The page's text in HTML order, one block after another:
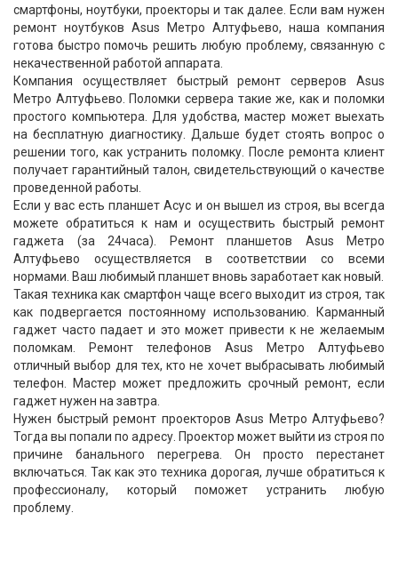
смартфоны, ноутбуки, проекторы и так далее. Если вам нужен
ремонт ноутбуков Asus Метро Алтуфьево, наша компания
готова быстро помочь решить любую проблему, связанную с
некачественной работой аппарата.
Компания осуществляет быстрый ремонт серверов Asus
Метро Алтуфьево. Поломки сервера такие же, как и поломки
простого компьютера. Для удобства, мастер может выехать
на бесплатную диагностику. Дальше будет стоять вопрос о
решении того, как устранить поломку. После ремонта клиент
получает гарантийный талон, свидетельствующий о качестве
проведенной работы.
Если у вас есть планшет Асус и он вышел из строя, вы всегда
можете обратиться к нам и осуществить быстрый ремонт
гаджета (за 24часа). Ремонт планшетов Asus Метро
Алтуфьево осуществляется в соответствии со всеми
нормами. Ваш любимый планшет вновь заработает как новый.
Такая техника как смартфон чаще всего выходит из строя, так
как подвергается постоянному использованию. Карманный
гаджет часто падает и это может привести к не желаемым
поломкам. Ремонт телефонов Asus Метро Алтуфьево
отличный выбор для тех, кто не хочет выбрасывать любимый
телефон. Мастер может предложить срочный ремонт, если
гаджет нужен на завтра.
Нужен быстрый ремонт проекторов Asus Метро Алтуфьево?
Тогда вы попали по адресу. Проектор может выйти из строя по
причине банального перегрева. Он просто перестанет
включаться. Так как это техника дорогая, лучше обратиться к
профессионалу, который поможет устранить любую
проблему.